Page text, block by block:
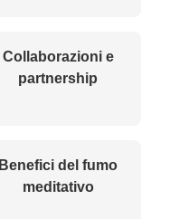
Collaborazioni e
partnership
Benefici del fumo
meditativo